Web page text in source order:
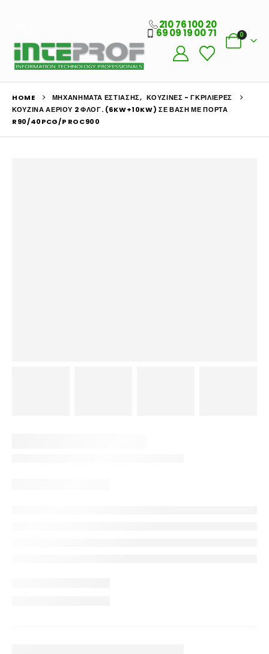
210 76 100 20
69 09 19 00 71 0
HOME ΜΗΧΑΝΉΜΑΤΑ ΕΣΤΊΑΣΗΣ, ΚΟΥΖΊΝΕΣ - ΓΚΡΙΛΙΈΡΕΣ
ΚΟΥΖΊΝΑ ΑΕΡΊΟΥ 2 ΦΛΌΓ. (6KW+10KW) ΣΕ ΒΆΣΗ ΜΕ ΠΌΡΤΑ
R90/40PCG/P ROC900